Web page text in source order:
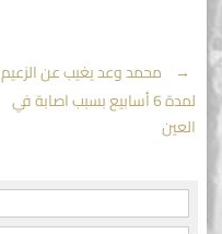
Post
navigation
←
محمد وعد يغيب عن الزعيم
لمدة 6 أسابيع بسبب اصابة في
العين